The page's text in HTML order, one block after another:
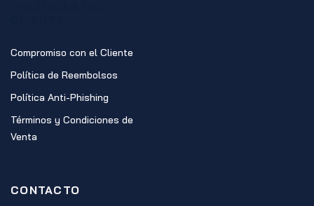
Compromiso con el Cliente
Política de Reembolsos
Política Anti-Phishing
Términos y Condiciones de
Venta
CONTACTO